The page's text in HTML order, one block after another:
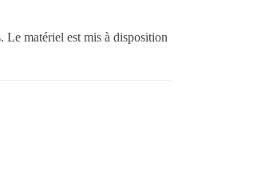
Le matériel est mis à disposition